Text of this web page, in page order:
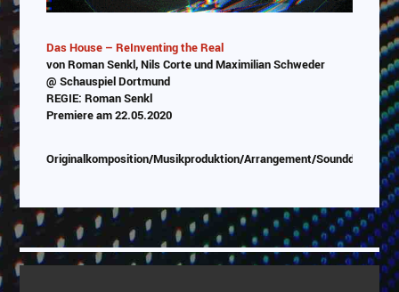
Das House – ReInventing the Real
von Roman Senkl, Nils Corte und Maximilian Schweder
@ Schauspiel Dortmund
REGIE: Roman Senkl
Premiere am 22.05.2020
Originalkomposition/Musikproduktion/Arrangement/Sounddesign